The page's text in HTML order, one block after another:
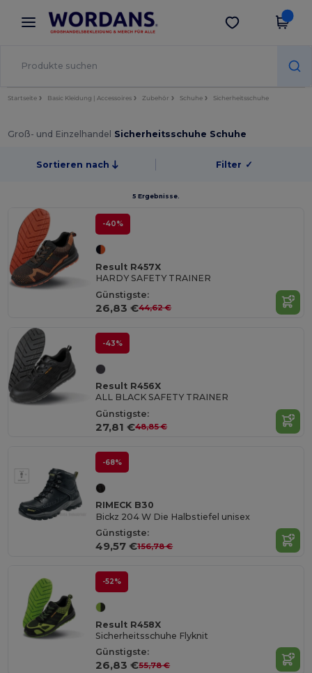
× Wordans App
Bessere Preise in der App!
App holen
Startseite Basic Kleidung | Accessoires Zubehör Schuhe Sicherheitsschuhe
Groß- und Einzelhandel Sicherheitsschuhe Schuhe
Sortieren nach Filter ✓
5 Ergebnisse.
-40%
Result R457X
HARDY SAFETY TRAINER
Günstigste:
26,83 €44,62 €
-43%
Result R456X
ALL BLACK SAFETY TRAINER
Günstigste:
27,81 €48,85 €
-68%
RIMECK B30
Bickz 204 W Die Halbstiefel unisex
Günstigste:
49,57 €156,78 €
-52%
Result R458X
Sicherheitsschuhe Flyknit
Günstigste:
26,83 €55,78 €